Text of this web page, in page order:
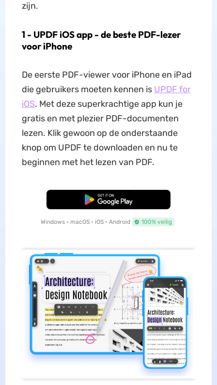
zijn.
1 - UPDF iOS app - de beste PDF-lezer
voor iPhone
De eerste PDF-viewer voor iPhone en iPad
die gebruikers moeten kennen is UPDF for
iOS. Met deze superkrachtige app kun je
gratis en met plezier PDF-documenten
lezen. Klik gewoon op de onderstaande
knop om UPDF te downloaden en nu te
beginnen met het lezen van PDF.
Gratis Download
Windows • macOS • iOS • Android 100% veilig